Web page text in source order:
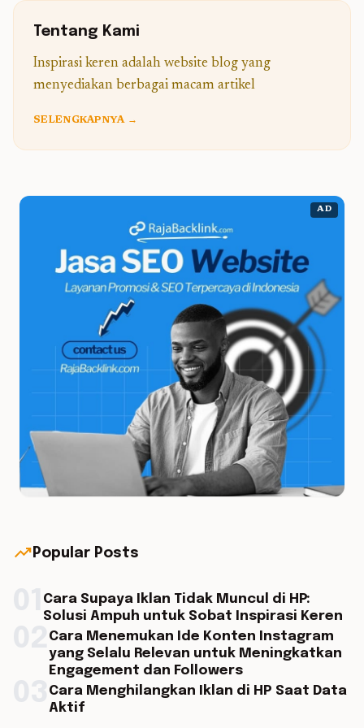
Tentang Kami
Inspirasi keren adalah website blog yang
menyediakan berbagai macam artikel
SELENGKAPNYA →
AD
trending_up Popular Posts
Cara Supaya Iklan Tidak Muncul di HP:
Solusi Ampuh untuk Sobat Inspirasi Keren
Cara Menemukan Ide Konten Instagram
yang Selalu Relevan untuk Meningkatkan
Engagement dan Followers
Cara Menghilangkan Iklan di HP Saat Data
Aktif